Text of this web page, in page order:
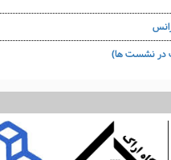
در نشست ها)